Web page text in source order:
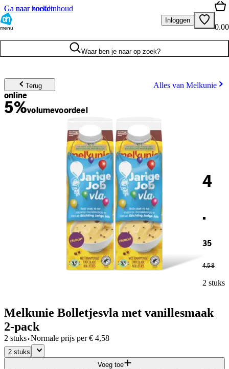
Ga naar hoofdinhoud
Ga naar zoeken
menu
Inloggen
0.00
Waar ben je naar op zoek?
Terug Alles van Melkunie
online
5%volumevoordeel
4
.
35
4.58
2 stuks
Melkunie Bolletjesvla met vanillesmaak
2-pack
2 stuks·Normale prijs per € 4,58
2 stuks
Voeg toe